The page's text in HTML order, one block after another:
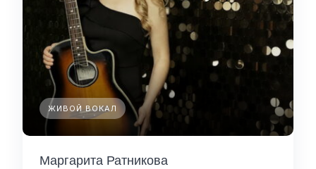
ЖИВОЙ ВОКАЛ
Маргарита Ратникова